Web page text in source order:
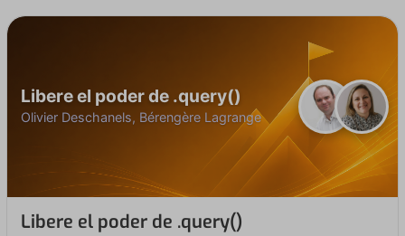
Libere el poder de .query()
Olivier Deschanels, Bérengère Lagrange
Libere el poder de .query()